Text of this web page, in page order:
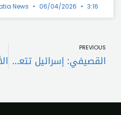
News 06/04/2026 3:16 م
PREVIOUS
القصيفي: إسرائيل تتعمّد قتل الصحافيين لإزالة كل شاهد يوثّق جرائمها